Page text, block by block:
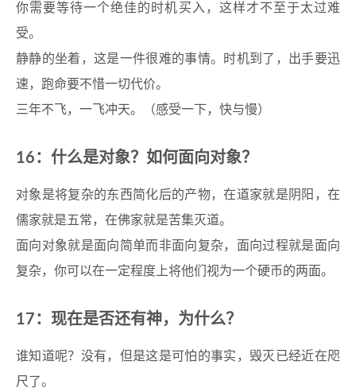
你需要等待一个绝佳的时机买入，这样才不至于太过难
受。
静静的坐着，这是一件很难的事情。时机到了，出手要迅
速，跑命要不惜一切代价。
三年不飞，一飞冲天。（感受一下，快与慢）
16：什么是对象？如何面向对象？
对象是将复杂的东西简化后的产物，在道家就是阴阳，在
儒家就是五常，在佛家就是苦集灭道。
面向对象就是面向简单而非面向复杂，面向过程就是面向
复杂，你可以在一定程度上将他们视为一个硬币的两面。
17：现在是否还有神，为什么？
谁知道呢？没有，但是这是可怕的事实，毁灭已经近在咫
尺了。